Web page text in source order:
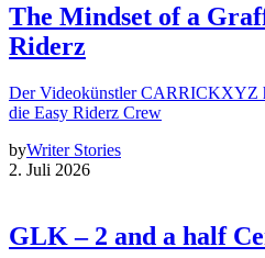
The Mindset of a
Riderz
Der Videokünstler CARRICKXYZ
die Easy Riderz Crew
byWriter Stories
2. Juli 2026
GLK – 2 and a half